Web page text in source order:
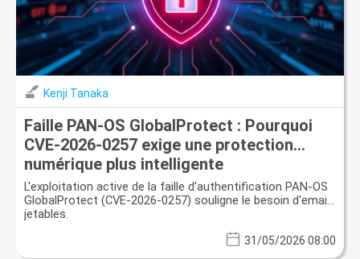
Kenji Tanaka
Faille PAN-OS GlobalProtect : Pourquoi
CVE-2026-0257 exige une protection
numérique plus intelligente
L'exploitation active de la faille d'authentification PAN-OS
GlobalProtect (CVE-2026-0257) souligne le besoin d'emails
jetables.
31/05/2026 08:00